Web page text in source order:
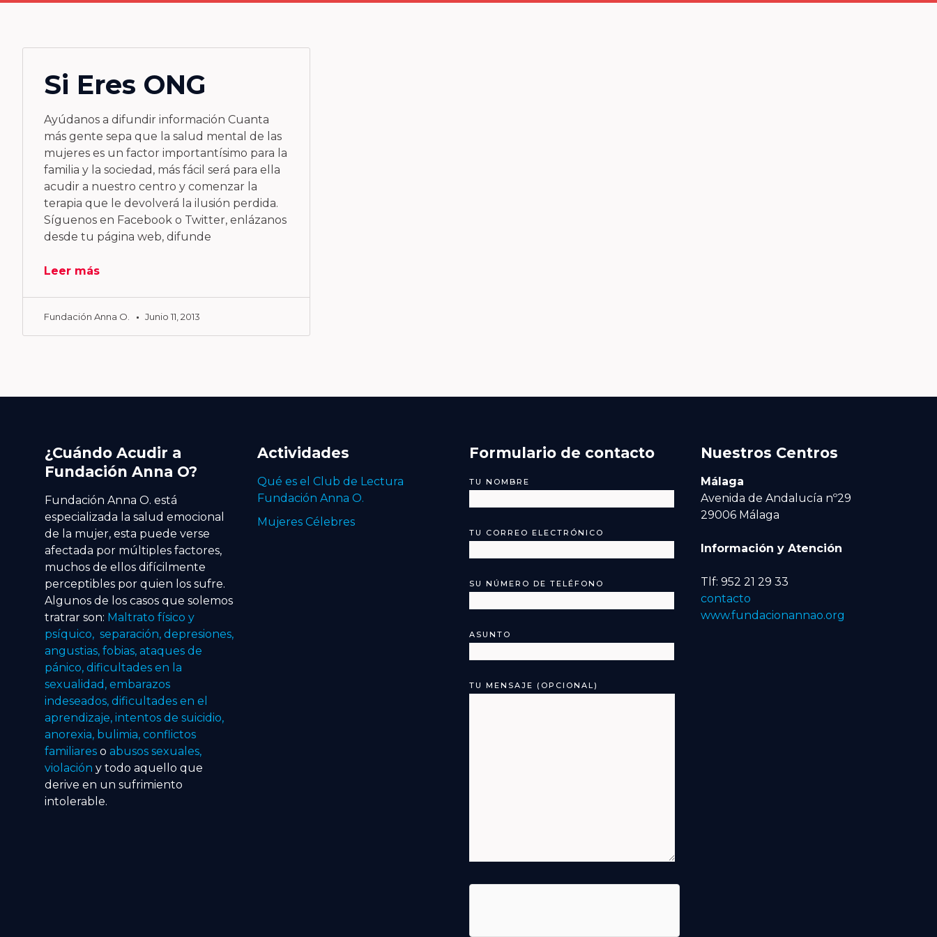
Si Eres ONG
Ayúdanos a difundir información Cuanta
más gente sepa que la salud mental de las
mujeres es un factor importantísimo para la
familia y la sociedad, más fácil será para ella
acudir a nuestro centro y comenzar la
terapia que le devolverá la ilusión perdida.
Síguenos en Facebook o Twitter, enlázanos
desde tu página web, difunde
Leer más
Fundación Anna O. Junio 11, 2013
¿Cuándo Acudir a
Fundación Anna O?
Fundación Anna O. está
especializada la salud emocional
de la mujer, esta puede verse
afectada por múltiples factores,
muchos de ellos difícilmente
perceptibles por quien los sufre.
Algunos de los casos que solemos
tratrar son: Maltrato físico y
psíquico, separación, depresiones,
angustias, fobias, ataques de
pánico, dificultades en la
sexualidad, embarazos
indeseados, dificultades en el
aprendizaje, intentos de suicidio,
anorexia, bulimia, conflictos
familiares o abusos sexuales,
violación y todo aquello que
derive en un sufrimiento
intolerable.
Actividades
Qué es el Club de Lectura
Fundación Anna O.
Mujeres Célebres
Formulario de contacto
TU NOMBRE
TU CORREO ELECTRÓNICO
SU NÚMERO DE TELÉFONO
ASUNTO
TU MENSAJE (OPCIONAL)
Nuestros Centros
Málaga
Avenida de Andalucía nº29
29006 Málaga
Información y Atención
Tlf: 952 21 29 33
contacto
www.fundacionannao.org